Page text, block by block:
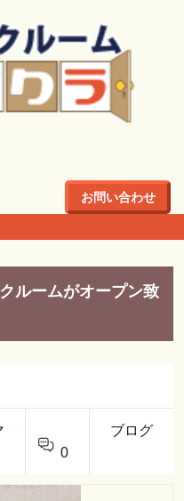
お問い合わせ
ルームがオープン致
0
ブログ